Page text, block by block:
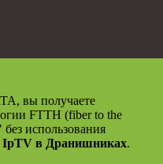
вы получаете
FTTH (fiber to the
использования
IpTV в Дранишниках.